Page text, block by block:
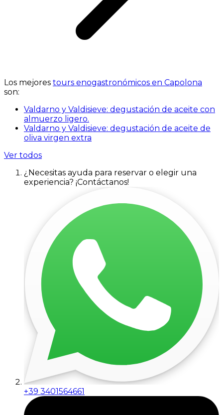
Los mejores tours enogastronómicos en Capolona
son:
Valdarno y Valdisieve: degustación de aceite con
almuerzo ligero.
Valdarno y Valdisieve: degustación de aceite de
oliva virgen extra
Ver todos
¿Necesitas ayuda para reservar o elegir una
experiencia? ¡Contáctanos!
+39 3401564661